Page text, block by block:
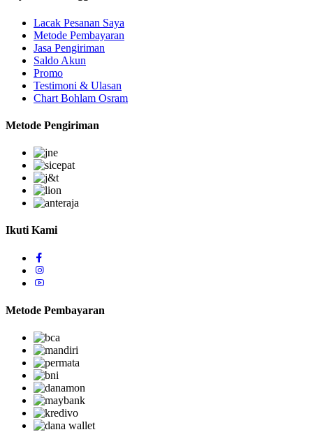
Lacak Pesanan Saya
Metode Pembayaran
Jasa Pengiriman
Saldo Akun
Promo
Testimoni & Ulasan
Chart Bohlam Osram
Metode Pengiriman
Ikuti Kami
Metode Pembayaran